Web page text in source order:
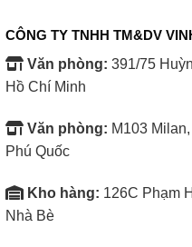
CÔNG TY TNHH TM&DV
Văn phòng: 391/75
Hồ Chí Minh
Văn phòng: M103
Phú Quốc
Kho hàng: 126C Phạm
Nhà Bè